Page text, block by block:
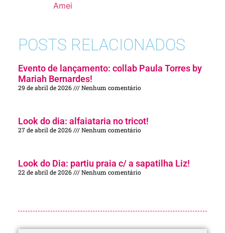
Amei
POSTS RELACIONADOS
Evento de lançamento: collab Paula Torres by
Mariah Bernardes!
29 de abril de 2026 Nenhum comentário
Look do dia: alfaiataria no tricot!
27 de abril de 2026 Nenhum comentário
Look do Dia: partiu praia c/ a sapatilha Liz!
22 de abril de 2026 Nenhum comentário